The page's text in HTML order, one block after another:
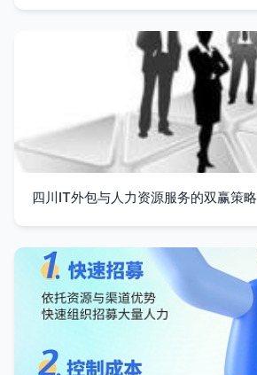
四川IT外包与人力资源服务的双赢策略